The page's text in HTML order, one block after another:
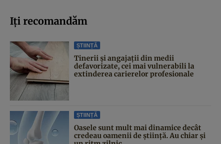
Iți recomandăm
ȘTIINȚĂ
Tinerii și angajații din medii
defavorizate, cei mai vulnerabili la
extinderea carierelor profesionale
ȘTIINȚĂ
Oasele sunt mult mai dinamice decât
credeau oamenii de știință. Au chiar și